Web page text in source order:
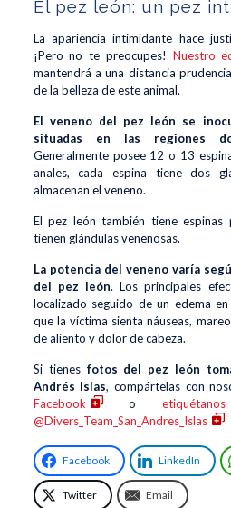
El pez león: un pez
La apariencia intimidante hace
¡Pero no te preocupes! Nuestro
mantendrá a una distancia
de la belleza de este animal.
El veneno del pez león se
situadas en las regiones
Generalmente posee 12 o 13
anales, cada espina tiene dos
almacenan el veneno.
El pez león también tiene espinas
tienen glándulas venenosas.
La potencia del veneno varía
del pez león. Los principales
localizado seguido de un edema
que la víctima sienta náuseas,
de aliento y dolor de cabeza.
Si tienes fotos del pez león
Andrés Islas, compártelas con
Facebook
o
@Divers_Team_San_Andres_Islas
Facebook LinkedIn
Twitter Email